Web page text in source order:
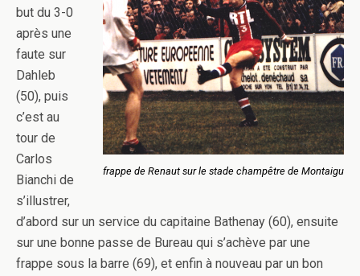
frappe de Renaut sur le stade champêtre de Montaigu
but du 3-0
après une
faute sur
Dahleb
(50), puis
c’est au
tour de
Carlos
Bianchi de
s’illustrer,
d’abord sur un service du capitaine Bathenay (60), ensuite
sur une bonne passe de Bureau qui s’achève par une
frappe sous la barre (69), et enfin à nouveau par un bon